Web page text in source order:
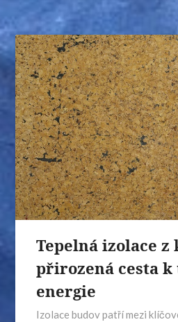
Tepelná izolace z
přirozená cesta k
energie
Izolace budov patří mezi